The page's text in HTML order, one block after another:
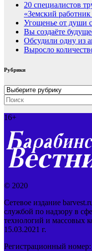
20 специалистов
«Земский работник
Угощенье от души
Вы создаёте
Обсудили одну из
Выросло
Рубрики
Рубрики
16+
© 2020
Сетевое издание
службой по надзору в
технологий и массовых
15.03.2021 г.
Регистрационный